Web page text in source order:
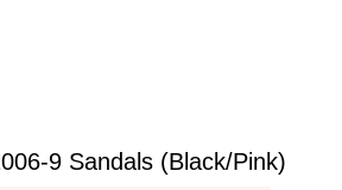
9 Sandals (Black/Pink)